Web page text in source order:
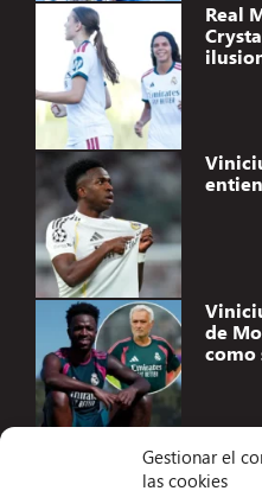
Gestionar el
las cookies
Real
de
como